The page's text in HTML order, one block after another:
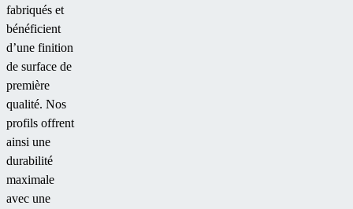
fabriqués et
bénéficient
d’une finition
de surface de
première
qualité. Nos
profils offrent
ainsi une
durabilité
maximale
avec une